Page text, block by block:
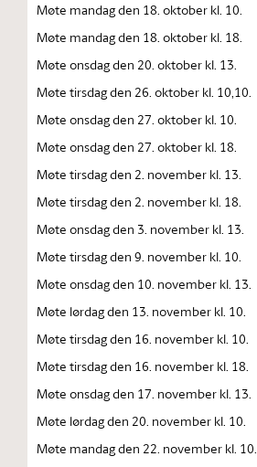
Møte mandag den 18. oktober kl. 10.
Møte mandag den 18. oktober kl. 18.
Møte onsdag den 20. oktober kl. 13.
Møte tirsdag den 26. oktober kl. 10,10.
Møte onsdag den 27. oktober kl. 10.
Møte onsdag den 27. oktober kl. 18.
Møte tirsdag den 2. november kl. 13.
Møte tirsdag den 2. november kl. 18.
Møte onsdag den 3. november kl. 13.
Møte tirsdag den 9. november kl. 10.
Møte onsdag den 10. november kl. 13.
Møte lørdag den 13. november kl. 10.
Møte tirsdag den 16. november kl. 10.
Møte tirsdag den 16. november kl. 18.
Møte onsdag den 17. november kl. 13.
Møte lørdag den 20. november kl. 10.
Møte mandag den 22. november kl. 10.